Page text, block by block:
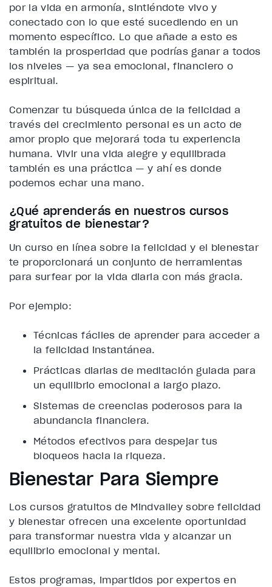
por la vida en armonía, sintiéndote vivo y
conectado con lo que esté sucediendo en un
momento específico. Lo que añade a esto es
también la prosperidad que podrías ganar a todos
los niveles — ya sea emocional, financiero o
espiritual.
Comenzar tu búsqueda única de la felicidad a
través del crecimiento personal es un acto de
amor propio que mejorará toda tu experiencia
humana. Vivir una vida alegre y equilibrada
también es una práctica — y ahí es donde
podemos echar una mano.
¿Qué aprenderás en nuestros cursos
gratuitos de bienestar?
Un curso en línea sobre la felicidad y el bienestar
te proporcionará un conjunto de herramientas
para surfear por la vida diaria con más gracia.
Por ejemplo:
Técnicas fáciles de aprender para acceder a
la felicidad instantánea.
Prácticas diarias de meditación guiada para
un equilibrio emocional a largo plazo.
Sistemas de creencias poderosos para la
abundancia financiera.
Métodos efectivos para despejar tus
bloqueos hacia la riqueza.
Bienestar Para Siempre
Los cursos gratuitos de Mindvalley sobre felicidad
y bienestar ofrecen una excelente oportunidad
para transformar nuestra vida y alcanzar un
equilibrio emocional y mental.
Estos programas, impartidos por expertos en